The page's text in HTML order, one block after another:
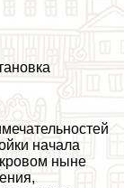
начала
ныне